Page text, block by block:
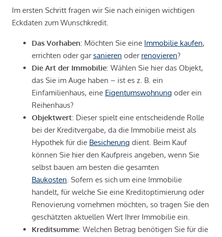
Im ersten Schritt fragen wir Sie nach einigen wichtigen
Eckdaten zum Wunschkredit.
Das Vorhaben: Möchten Sie eine Immobilie kaufen,
errichten oder garsanieren oder renovieren?
Die Art der Immobilie: Wählen Sie hier das Objekt,
das Sie im Auge haben – ist es z. B. ein
Einfamilienhaus, eine Eigentumswohnung oder ein
Reihenhaus?
Objektwert: Dieser spielt eine entscheidende Rolle
bei der Kreditvergabe, da die Immobilie meist als
Hypothek für die Besicherung dient. Beim Kauf
können Sie hier den Kaufpreis angeben, wenn Sie
selbst bauen am besten die gesamten
Baukosten . Sofern es sich um eine Immobilie
handelt, für welche Sie eine Kreditoptimierung oder
Renovierung vornehmen möchten, so tragen Sie den
geschätzten aktuellen Wert Ihrer Immobilie ein.
Kreditsumme: Welchen Betrag benötigen Sie für die